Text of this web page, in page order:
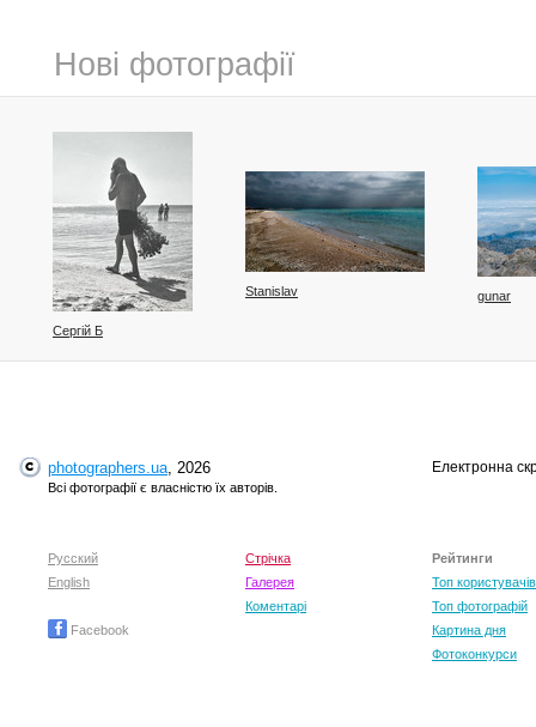
Нові фотографії
Сергій Б
Stanislav gunar
Вiктор Ревуцький
photographers.ua, 2026
Всі фотографії є власністю їх авторів.
Електронна
Русский
English
Facebook
Стрічка
Галерея
Коментарі
Рейтинги
Топ користувачів
Топ фотографій
Картина дня
Фотоконкурси